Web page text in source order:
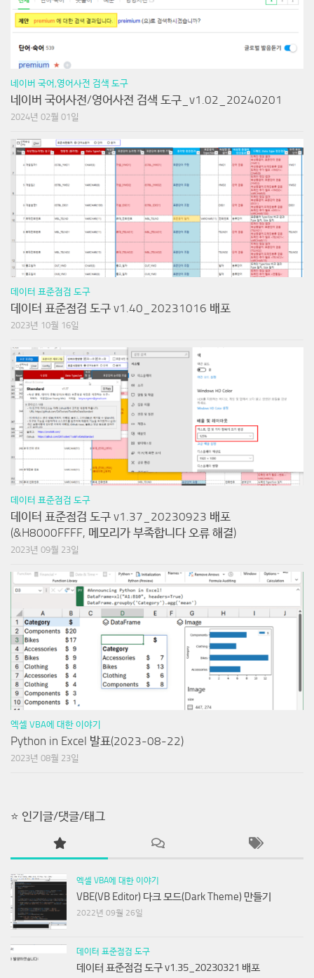
네이버 국어,영어사전 검색 도구
네이버 국어사전/영어사전 검색 도구_v1.02_20240201
2024년 02월 01일
데이터 표준점검 도구
데이터 표준점검 도구 v1.40_20231016 배포
2023년 10월 16일
데이터 표준점검 도구
데이터 표준점검 도구 v1.37_20230923 배포
(&H8000FFFF, 메모리가 부족합니다 오류 해결)
2023년 09월 23일
엑셀 VBA에 대한 이야기
Python in Excel 발표(2023-08-22)
2023년 08월 23일
⭐ 인기글/댓글/태그
엑셀 VBA에 대한 이야기
VBE(VB Editor) 다크 모드(Dark Theme) 만들기
2022년 09월 26일
데이터 표준점검 도구
데이터 표준점검 도구 v1.35_20230321 배포